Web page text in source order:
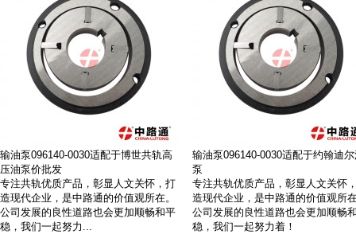
输油泵096140-0030适配于博世共轨高
压油泵价批发
专注共轨优质产品，彰显人文关怀，打
造现代企业，是中路通的价值观所在。
公司发展的良性道路也会更加顺畅和平
稳，我们一起努力...
输油泵096140-0030适配于约翰迪
泵
专注共轨优质产品，彰显人文关怀
造现代企业，是中路通的价值观所
公司发展的良性道路也会更加顺畅
稳，我们一起努力着！